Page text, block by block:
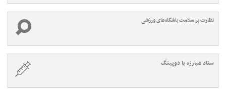
نظارت بر سلامت باشگاه‌های ورزشی
ستاد مبارزه با دوپینگ